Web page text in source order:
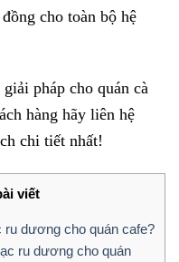
cho toàn bộ hệ
pháp cho quán cà
hàng hãy liên hệ
chi tiết nhất!
viết
ru dương cho quán cafe?
ru dương cho quán